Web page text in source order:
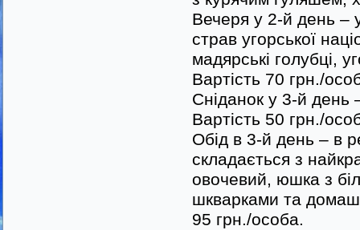
Вечеря у 2-й день –
страв угорської
мадярські голубці,
Вартість 70 грн./
Сніданок у 3-й день
Вартість 50 грн./
Обід в 3-й день – в
складається з
овочевий, юшка з
шкварками та
95 грн./особа.